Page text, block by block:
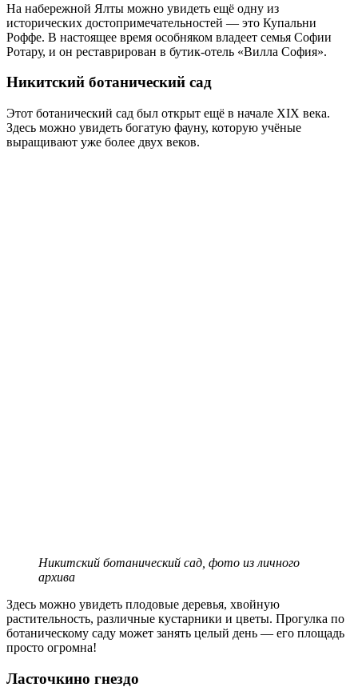
На набережной Ялты можно увидеть ещё одну из
исторических достопримечательностей — это Купальни
Роффе. В настоящее время особняком владеет семья Софии
Ротару, и он реставрирован в бутик-отель «Вилла София».
Никитский ботанический сад
Этот ботанический сад был открыт ещё в начале XIX века.
Здесь можно увидеть богатую фауну, которую учёные
выращивают уже более двух веков.
Никитский ботанический сад, фото из личного
архива
Здесь можно увидеть плодовые деревья, хвойную
растительность, различные кустарники и цветы. Прогулка по
ботаническому саду может занять целый день — его площадь
просто огромна!
Ласточкино гнездо